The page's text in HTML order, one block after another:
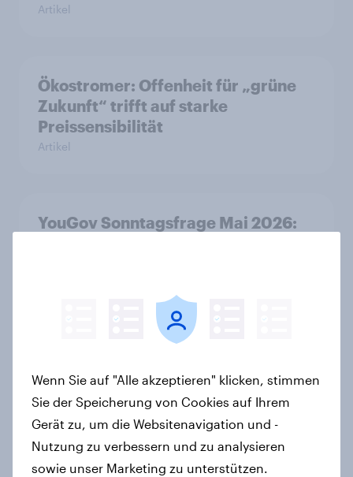
Artikel
Ökostromer: Offenheit für „grüne
Zukunft“ trifft auf starke
Preissensibilität
Artikel
YouGov Sonntagsfrage Mai 2026:
Was denkt die Schweiz über die
«Nachhaltigkeitsinitiative» und die
Änderung des Zivildienstgesetzes?
Artikel
Wenn Sie auf "Alle akzeptieren" klicken, stimmen
Sie der Speicherung von Cookies auf Ihrem
Gerät zu, um die Websitenavigation und -
Nutzung zu verbessern und zu analysieren
sowie unser Marketing zu unterstützen.